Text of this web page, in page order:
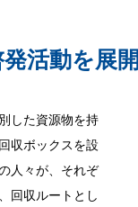
活動を展開
した資源物を持
収ボックスを設
人々が、それぞ
回収ルートとし